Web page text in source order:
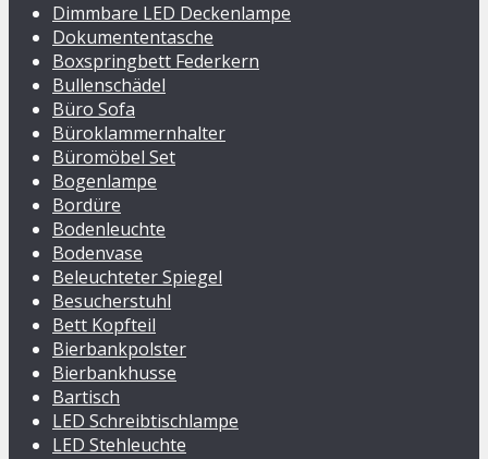
Dimmbare LED Deckenlampe
Dokumententasche
Boxspringbett Federkern
Bullenschädel
Büro Sofa
Büroklammernhalter
Büromöbel Set
Bogenlampe
Bordüre
Bodenleuchte
Bodenvase
Beleuchteter Spiegel
Besucherstuhl
Bett Kopfteil
Bierbankpolster
Bierbankhusse
Bartisch
LED Schreibtischlampe
LED Stehleuchte